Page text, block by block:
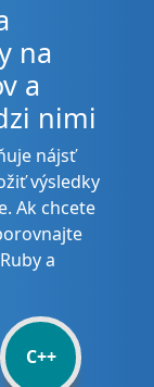
na
a
nimi
nájsť
výsledky
Ak chcete
a
C++